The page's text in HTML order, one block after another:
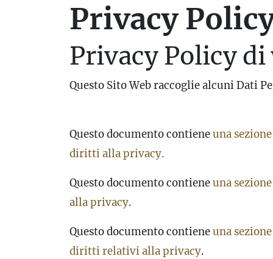
Privacy
Privacy Policy di
Questo Sito Web raccoglie alcuni Dati
Questo documento contieneuna
diritti alla privacy.
Questo documento contieneuna
alla privacy.
Questo documento contieneuna
diritti relativi alla privacy.